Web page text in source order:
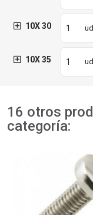
10X 30 ud
10X 35 ud
16 otros
categoría: